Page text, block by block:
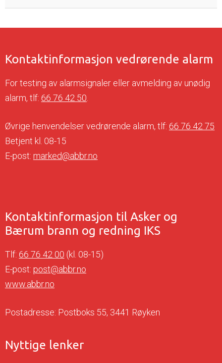
Kontaktinformasjon vedrørende alarm
For testing av alarmsignaler eller avmelding av unødig
alarm, tlf: 66 76 42 50
Øvrige henvendelser vedrørende alarm, tlf: 66 76 42 75
Betjent kl. 08-15
E-post: marked@abbr.no
Kontaktinformasjon til Asker og
Bærum brann og redning IKS
Tlf: 66 76 42 00 (kl. 08-15)
E-post: post@abbr.no
www.abbr.no
Postadresse: Postboks 55, 3441 Røyken
Nyttige lenker